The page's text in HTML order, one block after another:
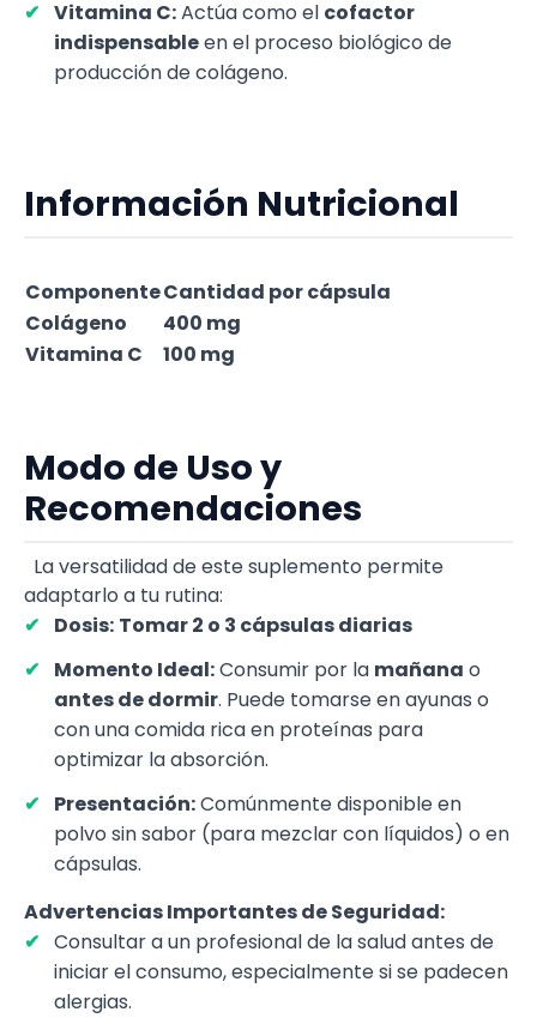
Vitamina C:Actúa como el cofactor
indispensableen el proceso biológico de
producción de colágeno.
Información Nutricional
ComponenteCantidad por cápsula
Colágeno
400 mg
Vitamina C
100 mg
Modo de Uso y
Recomendaciones
La versatilidad de este suplemento permite
adaptarlo a tu rutina:
Dosis: Tomar 2 o 3 cápsulas diarias
Momento Ideal:Consumir por la mañana o
antes de dormir. Puede tomarse en ayunas o
con una comida rica en proteínas para
optimizar la absorción.
Presentación:Comúnmente disponible en
polvo sin sabor (para mezclar con líquidos) o en
cápsulas.
Advertencias Importantes de Seguridad:
Consultar a un profesional de la salud antes de
iniciar el consumo, especialmente si se padecen
alergias.